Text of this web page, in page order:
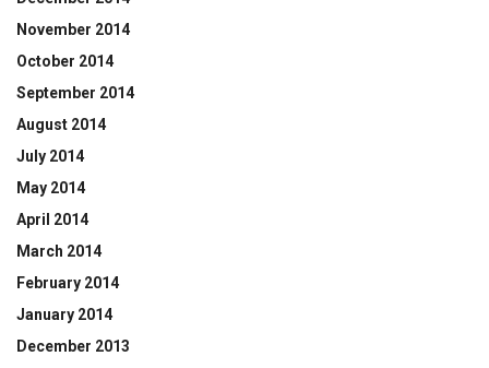
November 2014
October 2014
September 2014
August 2014
July 2014
May 2014
April 2014
March 2014
February 2014
January 2014
December 2013